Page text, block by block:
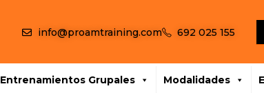
info@proamtraining.com 692 025 155
Entrenamientos Grupales Modalidades